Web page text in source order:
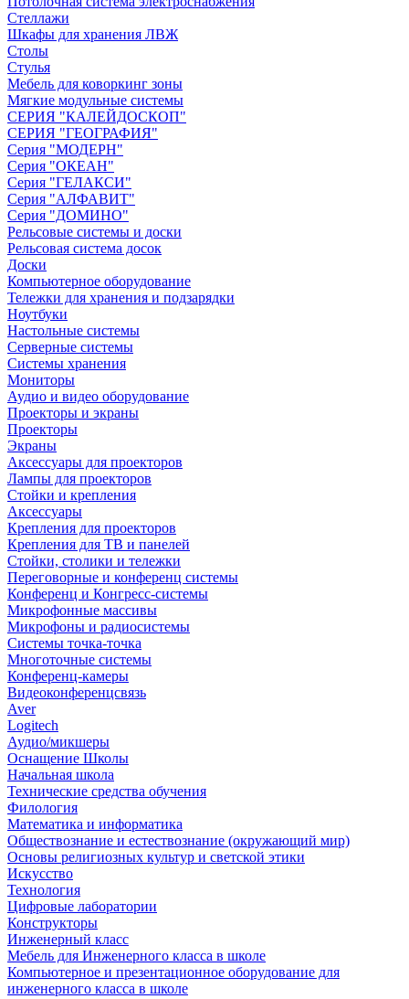
Стеллажи
Шкафы для хранения ЛВЖ
Столы
Стулья
Мебель для коворкинг зоны
Мягкие модульные системы
СЕРИЯ "КАЛЕЙДОСКОП"
СЕРИЯ "ГЕОГРАФИЯ"
Серия "МОДЕРН"
Серия "ОКЕАН"
Серия "ГЕЛАКСИ"
Серия "АЛФАВИТ"
Серия "ДОМИНО"
Рельсовые системы и доски
Рельсовая система досок
Доски
Компьютерное оборудование
Тележки для хранения и подзарядки
Ноутбуки
Настольные системы
Серверные системы
Системы хранения
Мониторы
Аудио и видео оборудование
Проекторы и экраны
Проекторы
Экраны
Аксессуары для проекторов
Лампы для проекторов
Стойки и крепления
Аксессуары
Крепления для проекторов
Крепления для ТВ и панелей
Стойки, столики и тележки
Переговорные и конференц системы
Конференц и Конгресс-системы
Микрофонные массивы
Микрофоны и радиосистемы
Системы точка-точка
Многоточные системы
Конференц-камеры
Видеоконференцсвязь
Aver
Logitech
Аудио/микшеры
Оснащение Школы
Начальная школа
Технические средства обучения
Филология
Математика и информатика
Обществознание и естествознание (окружающий мир)
Основы религиозных культур и светской этики
Искусство
Технология
Цифровые лаборатории
Конструкторы
Инженерный класс
Мебель для Инженерного класса в школе
Компьютерное и презентационное оборудование для
инженерного класса в школе